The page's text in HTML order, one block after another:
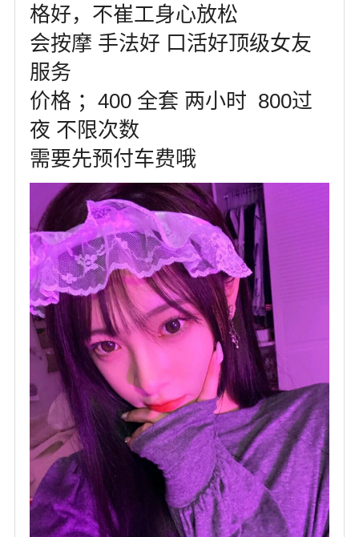
留学生私家兼职*有地方可上门
热门城市
格好，不崔工身心放松
会按摩 手法好 口活好顶级女友
服务
价格 ；400 全套 两小时 800过
夜 不限次数
需要先预付车费哦